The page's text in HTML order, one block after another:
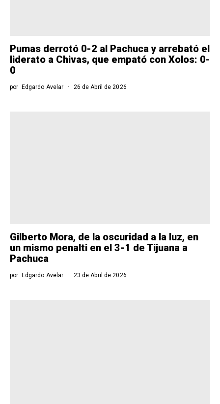
Pumas derrotó 0-2 al Pachuca y arrebató el
liderato a Chivas, que empató con Xolos: 0-
0
por Edgardo Avelar 26 de Abril de 2026
Gilberto Mora, de la oscuridad a la luz, en
un mismo penalti en el 3-1 de Tijuana a
Pachuca
por Edgardo Avelar 23 de Abril de 2026